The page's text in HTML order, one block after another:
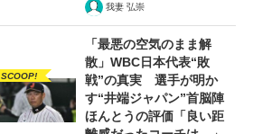
我妻 弘崇
SCOOP!
「最悪の空気のまま解
散」WBC日本代表“敗
戦”の真実 選手が明か
す“井端ジャパン”首脳陣
ほんとうの評価「良い距